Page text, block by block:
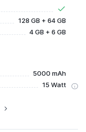
128 GB + 64 GB
4 GB + 6 GB
5000 mAh
15 Watt